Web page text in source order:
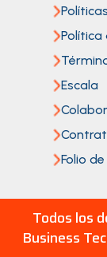
Política
Escala
Folio
Todos los
Business